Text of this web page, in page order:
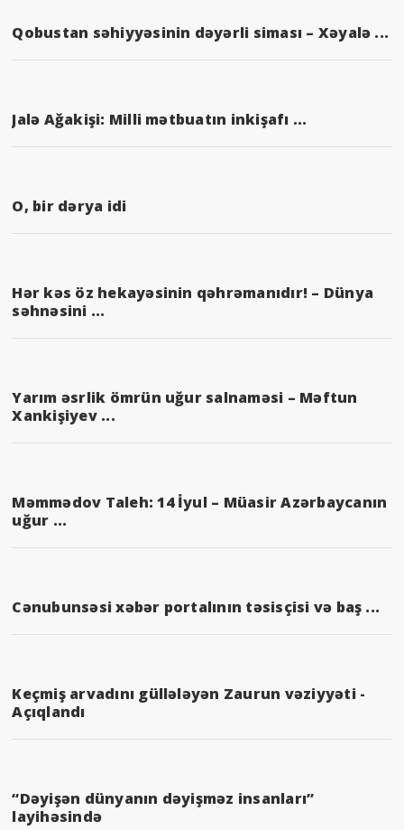
Qobustan səhiyyəsinin dəyərli siması – Xəyalə ...
Jalə Ağakişi: Milli mətbuatın inkişafı ...
O, bir dərya idi
Hər kəs öz hekayəsinin qəhrəmanıdır! – Dünya
səhnəsini ...
Yarım əsrlik ömrün uğur salnaməsi – Məftun
Xankişiyev ...
Məmmədov Taleh: 14 İyul – Müasir Azərbaycanın
uğur ...
Cənubunsəsi xəbər portalının təsisçisi və baş ...
Keçmiş arvadını güllələyən Zaurun vəziyyəti -
Açıqlandı
“Dəyişən dünyanın dəyişməz insanları”
layihəsində